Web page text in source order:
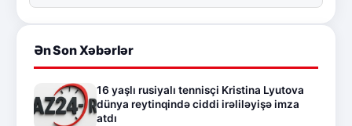
Ən Son Xəbərlər
16 yaşlı rusiyalı tennisçi Kristina Lyutova
dünya reytinqində ciddi irəliləyişə imza
atdı